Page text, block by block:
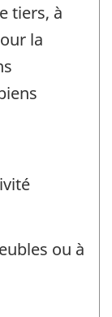
tiers, à
la
ou à